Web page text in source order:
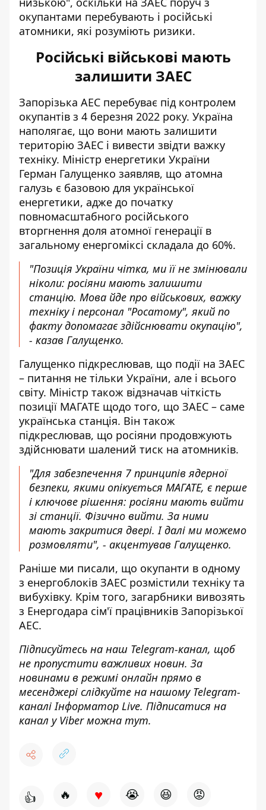
окупантами перебувають і російські
атомники, які розуміють ризики.
Російські військові мають
залишити ЗАЕС
Запорізька АЕС перебуває під контролем
окупантів з 4 березня 2022 року. Україна
наполягає, що вони мають залишити
територію ЗАЕС і вивести звідти важку
техніку. Міністр енергетики України
Герман Галущенко заявляв, що атомна
галузь є базовою для української
енергетики, адже до початку
повномасштабного російського
вторгнення доля атомної генерації в
загальному енергоміксі складала до 60%.
"Позиція України чітка, ми її не змінювали
ніколи: росіяни мають залишити
станцію. Мова йде про військових, важку
техніку і персонал "Росатому", який по
факту допомагає здійснювати окупацію",
- казав Галущенко.
Галущенко підкреслював, що події на ЗАЕС
– питання не тільки України, але і всього
світу. Міністр також відзначав чіткість
позиції МАГАТЕ щодо того, що ЗАЕС – саме
українська станція. Він також
підкреслював, що росіяни продовжують
здійснювати шалений тиск на атомників.
"Для забезпечення 7 принципів ядерної
безпеки, якими опікується МАГАТЕ, є перше
і ключове рішення: росіяни мають вийти
зі станції. Фізично вийти. За ними
мають закритися двері. І далі ми можемо
розмовляти", - акцентував Галущенко.
Раніше ми писали, що окупанти в одному
з енергоблоків ЗАЕС розмістили техніку та
вибухівку. Крім того, загарбники вивозять
з Енергодара сім'ї працівників Запорізької
АЕС.
Підписуйтесь на наш Telegram-канал, щоб
не пропустити важливих новин. За
новинами в режимі онлайн прямо в
месенджері слідкуйте на нашому Telegram-
каналіІнформатор Live. Підписатися на
канал у Viber можна тут.
👍 🔥 ♥ 😭 😆 😡